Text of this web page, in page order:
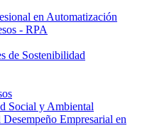
en Automatización
- RPA
de Sostenibilidad
Social y Ambiental
Empresarial en